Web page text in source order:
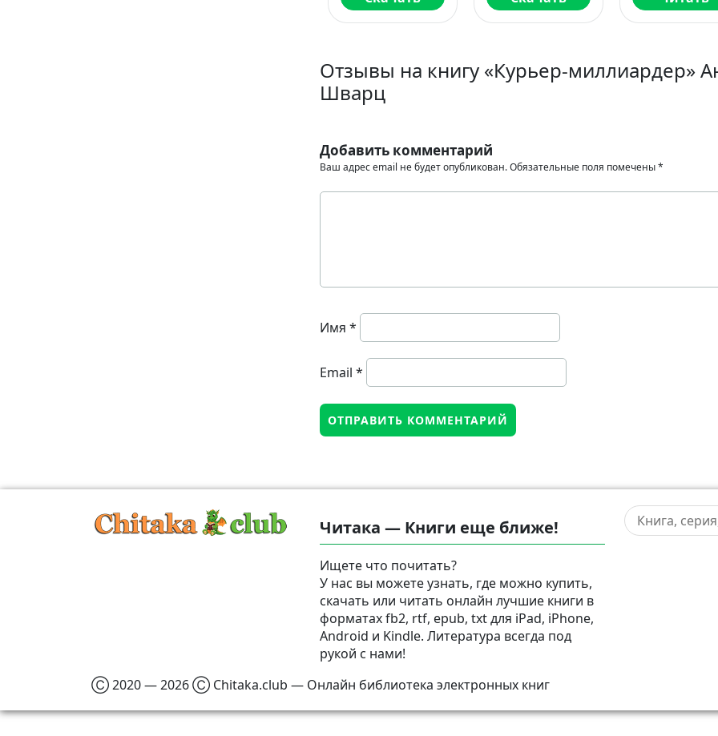
Отзывы на книгу «Курьер-миллиардер»
Шварц
Добавить комментарий
Ваш адрес email не будет опубликован.Обязательные поля помечены*
Имя *
Email *
Читака — Книги еще ближе!
Ищете что почитать?
У нас вы можете узнать, где можно купить,
скачать или читать онлайн лучшие книги в
форматах fb2, rtf, epub, txt для iPad, iPhone,
Android и Kindle. Литература всегда под
рукой с нами!
Ⓒ 2020 — 2026 Ⓒ Chitaka.club — Онлайн библиотека электронных книг